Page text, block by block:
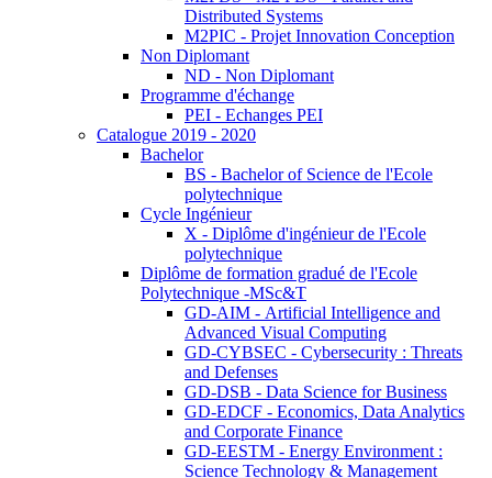
Distributed Systems
M2PIC - Projet Innovation Conception
Non Diplomant
ND - Non Diplomant
Programme d'échange
PEI - Echanges PEI
Catalogue 2019 - 2020
Bachelor
BS - Bachelor of Science de l'Ecole
polytechnique
Cycle Ingénieur
X - Diplôme d'ingénieur de l'Ecole
polytechnique
Diplôme de formation gradué de l'Ecole
Polytechnique -MSc&T
GD-AIM - Artificial Intelligence and
Advanced Visual Computing
GD-CYBSEC - Cybersecurity : Threats
and Defenses
GD-DSB - Data Science for Business
GD-EDCF - Economics, Data Analytics
and Corporate Finance
GD-EESTM - Energy Environment :
Science Technology & Management